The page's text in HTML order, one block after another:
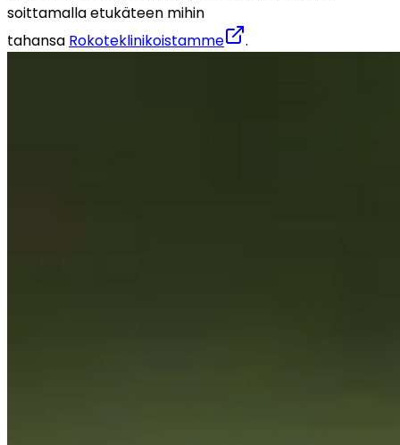
soittamalla etukäteen mihin
tahansa Rokoteklinikoistamme .